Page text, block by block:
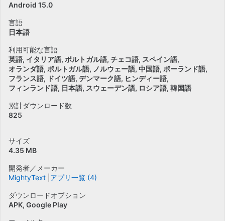
Android 15.0
言語
日本語
利用可能な言語
英語 イタリア語 ポルトガル語 チェコ語 スペイン語
オランダ語 ポルトガル語 ノルウェー語 中国語 ポーランド語
フランス語
ドイツ語 デンマーク語 ヒンディー語
フィンランド語 日本語 スウェーデン語 ロシア語 韓国語
累計ダウンロード数
825
サイズ
4.35 MB
開発者／メーカー
MightyText アプリ一覧 (4)
ダウンロードオプション
APK, Google Play